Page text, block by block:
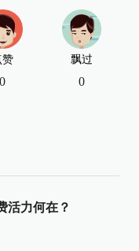
赞
0
飘过
0
活力何在？